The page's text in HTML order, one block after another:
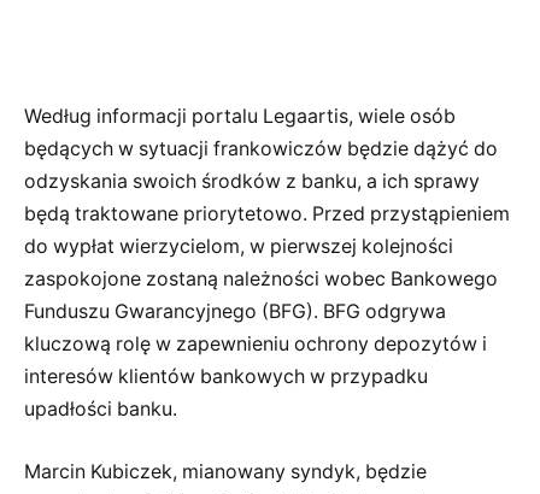
Według informacji portalu Legaartis, wiele osób
będących w sytuacji frankowiczów będzie dążyć do
odzyskania swoich środków z banku, a ich sprawy
będą traktowane priorytetowo. Przed przystąpieniem
do wypłat wierzycielom, w pierwszej kolejności
zaspokojone zostaną należności wobec Bankowego
Funduszu Gwarancyjnego (BFG). BFG odgrywa
kluczową rolę w zapewnieniu ochrony depozytów i
interesów klientów bankowych w przypadku
upadłości banku.
Marcin Kubiczek, mianowany syndyk, będzie